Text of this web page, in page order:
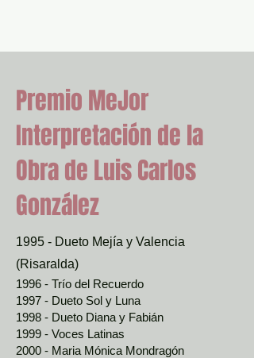
Premio MeJor
Interpretación de la
Obra de Luis Carlos
González
1995 - Dueto Mejía y Valencia
(Risaralda)
1996 - Trío del Recuerdo
1997 - Dueto Sol y Luna
1998 - Dueto Diana y Fabián
1999 - Voces Latinas
2000 - Maria Mónica Mondragón